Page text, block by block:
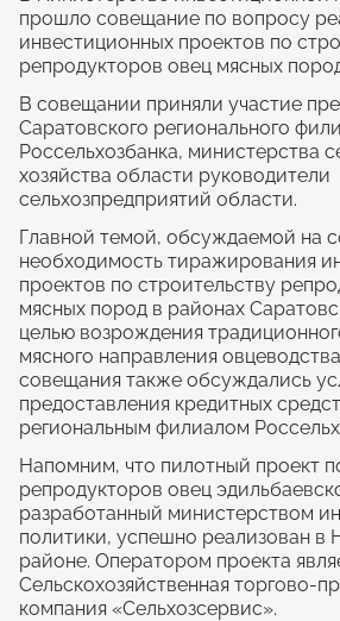
прошло совещание по вопросу
инвестиционных проектов по
репродукторов овец мясных
В совещании приняли участие
Саратовского регионального
Россельхозбанка, министерства
хозяйства области руководители
сельхозпредприятий области.
Главной темой, обсуждаемой на
необходимость тиражирования
проектов по строительству
мясных пород в районах
целью возрождения
мясного направления
совещания также обсуждались
предоставления кредитных
региональным филиалом
Напомним, что пилотный проект
репродукторов овец
разработанный министерством
политики, успешно реализован в
районе. Оператором проекта
Сельскохозяйственная торгово-
компания «Сельхозсервис».